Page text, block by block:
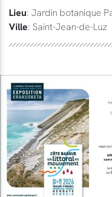
Lieu: Jardin botanique
Ville: Saint-Jean-de-Luz